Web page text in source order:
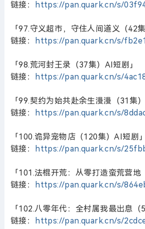
链接：
https://pan.quark.cn/s/
「97.守义超市，守住人间道义（42
链接：
https://pan.quark.cn/s/
「98.荒河封王录（37集）AI短剧」
链接：
https://pan.quark.cn/s/
「99.契约为始共赴余生漫漫（31集
链接：
https://pan.quark.cn/s/
「100.诡异宠物店（120集）AI短剧」
链接：
https://pan.quark.cn/s/
「101.法棍开荒：从零打造蛮荒营地
链接：
https://pan.quark.cn/s/
「102.八零年代：全村属我最出息（
链接：
https://pan.quark.cn/s/